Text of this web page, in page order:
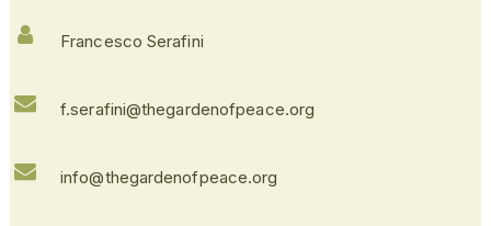
Francesco Serafini
f.serafini@thegardenofpeace.org
info@thegardenofpeace.org